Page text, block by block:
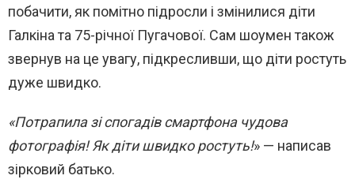
побачити, як помітно підросли і змінилися діти
Галкіна та 75-річної Пугачової. Сам шоумен також
звернув на це увагу, підкресливши, що діти ростуть
дуже швидко.
«Потрапила зі спогадів смартфона чудова
фотографія! Як діти швидко ростуть!» — написав
зірковий батько.